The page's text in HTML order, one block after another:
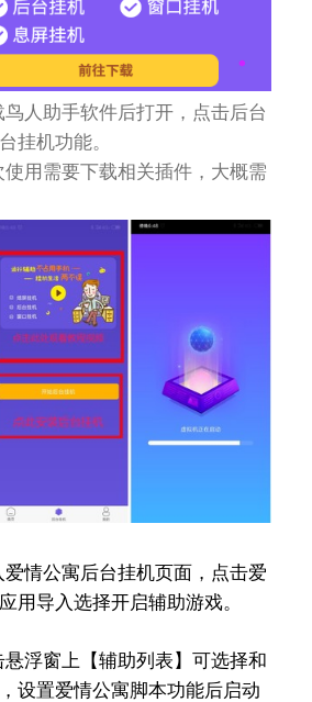
人助手软件后打开，点击后台
挂机功能。
用需要下载相关插件，大概需
情公寓后台挂机页面，点击爱
用导入选择开启辅助游戏。
浮窗上【辅助列表】可选择和
设置爱情公寓脚本功能后启动